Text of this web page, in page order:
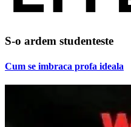
S-o ardem studenteste
Cum se imbraca profa ideala